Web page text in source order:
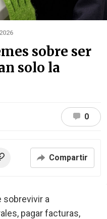
sobre ser
solo la
0
Compartir
sobrevivir a
pagar facturas,